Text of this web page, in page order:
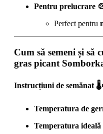
Pentru prelucrare
Perfect pentru
Cum să semeni și să
gras picant
Instrucțiuni de semănat
Temperatura de
Temperatura